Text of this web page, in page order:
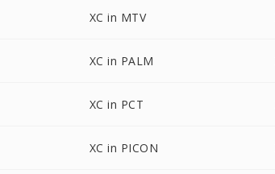
XC in MTV
XC in PALM
XC in PCT
XC in PICON